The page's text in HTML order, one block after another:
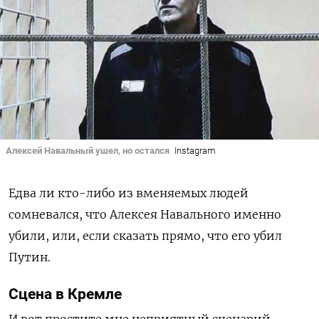
Алексей Навальный ушел, но остался Instagram
Едва ли кто-либо из вменяемых людей
сомневался, что Алексея Навального именно
убили, или, если сказать прямо, что его убил
Путин.
Сцена в Кремле